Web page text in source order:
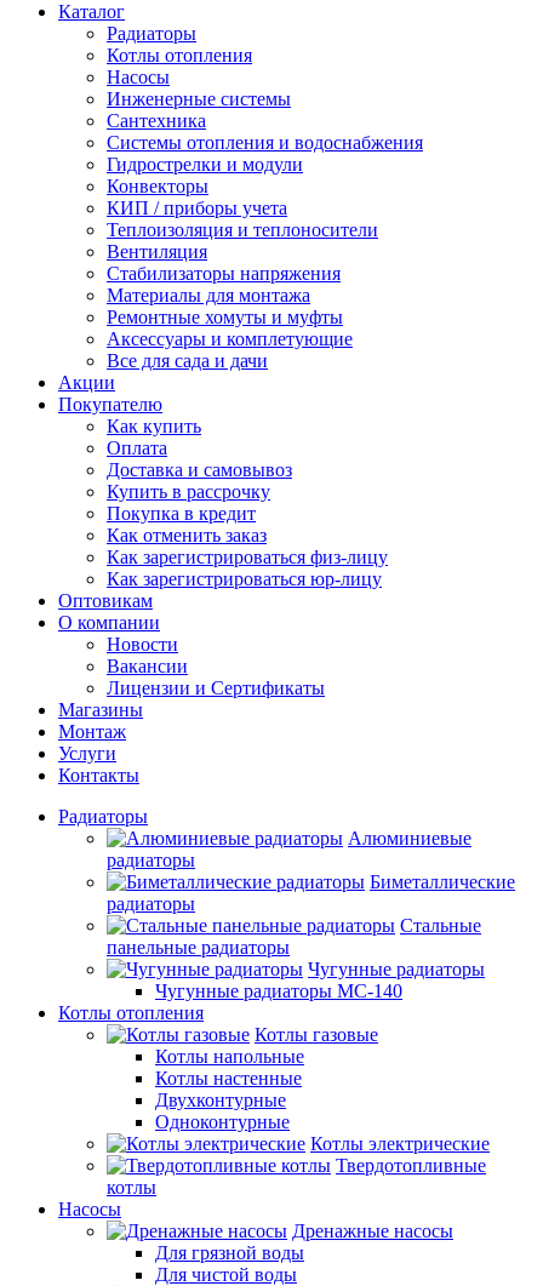
Каталог
Радиаторы
Котлы отопления
Насосы
Инженерные системы
Сантехника
Системы отопления и водоснабжения
Гидрострелки и модули
Конвекторы
КИП / приборы учета
Теплоизоляция и теплоносители
Вентиляция
Стабилизаторы напряжения
Материалы для монтажа
Ремонтные хомуты и муфты
Аксессуары и комплетующие
Все для сада и дачи
Акции
Покупателю
Как купить
Оплата
Доставка и самовывоз
Купить в рассрочку
Покупка в кредит
Как отменить заказ
Как зарегистрироваться физ-лицу
Как зарегистрироваться юр-лицу
Оптовикам
О компании
Новости
Вакансии
Лицензии и Сертификаты
Магазины
Монтаж
Услуги
Контакты
Радиаторы
Алюминиевые
радиаторы
Биметаллические
радиаторы
Стальные
панельные радиаторы
Чугунные радиаторы
Чугунные радиаторы МС-140
Котлы отопления
Котлы газовые
Котлы напольные
Котлы настенные
Двухконтурные
Одноконтурные
Котлы электрические
Твердотопливные
котлы
Насосы
Дренажные насосы
Для грязной воды
Для чистой воды